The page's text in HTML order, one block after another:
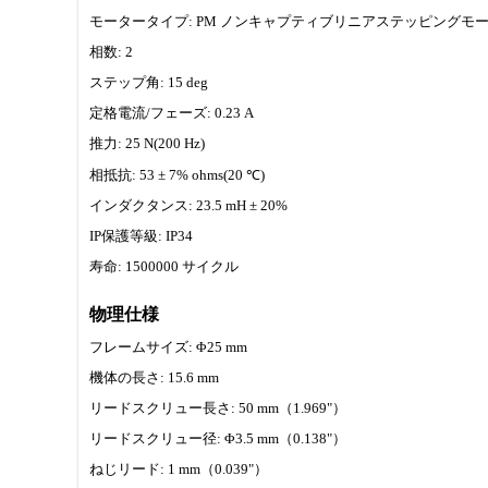
モータータイプ: PM ノンキャプティブリニアステッピングモ
相数: 2
ステップ角: 15 deg
定格電流/フェーズ: 0.23 A
推力: 25 N(200 Hz)
相抵抗: 53 ± 7% ohms(20 ℃)
インダクタンス: 23.5 mH ± 20%
IP保護等級: IP34
寿命: 1500000 サイクル
物理仕様
フレームサイズ: Φ25 mm
機体の長さ: 15.6 mm
リードスクリュー長さ: 50 mm（1.969"）
リードスクリュー径: Φ3.5 mm（0.138"）
ねじリード: 1 mm（0.039"）